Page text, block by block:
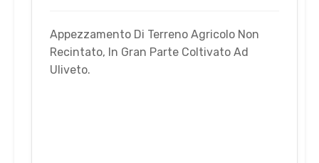
Appezzamento Di Terreno Agricolo Non
Recintato, In Gran Parte Coltivato Ad
Uliveto.